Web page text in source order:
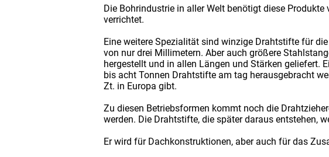
Die Bohrindustrie in aller Welt benötigt diese
verrichtet.
Eine weitere Spezialität sind winzige Drahtstifte für
von nur drei Millimetern. Aber auch größere
hergestellt und in allen Längen und Stärken geliefert.
bis acht Tonnen Drahtstifte am tag herausgebracht
Zt. in Europa gibt.
Zu diesen Betriebsformen kommt noch die
werden. Die Drahtstifte, die später daraus entstehen,
Er wird für Dachkonstruktionen, aber auch für das